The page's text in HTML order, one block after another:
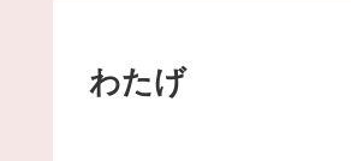
わたげ